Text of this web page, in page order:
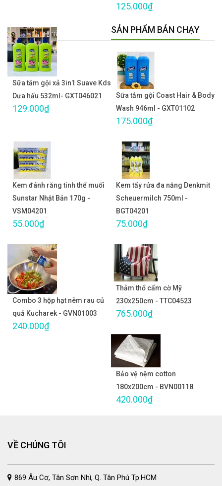
125.000₫
Sữa tắm gội xả 3in1 Suave Kds
Dưa hấu 532ml- GXT046021
129.000₫
SẢN PHẨM BÁN CHẠY
Sữa tắm gội Coast Hair & Body
Wash 946ml - GXT01102
175.000₫
Kem đánh răng tinh thể muối
Sunstar Nhật Bản 170g -
VSM04201
55.000₫
Kem tẩy rửa đa năng Denkmit
Scheuermilch 750ml -
BGT04201
75.000₫
Combo 3 hộp hạt nêm rau củ
quả Kucharek - GVN01003
240.000₫
Thảm thổ cẩm cờ Mỹ
230x250cm - TTC04523
765.000₫
Bảo vệ nệm cotton
180x200cm - BVN00118
420.000₫
VỀ CHÚNG TÔI
869 Âu Cơ, Tân Sơn Nhì, Q. Tân Phú Tp.HCM